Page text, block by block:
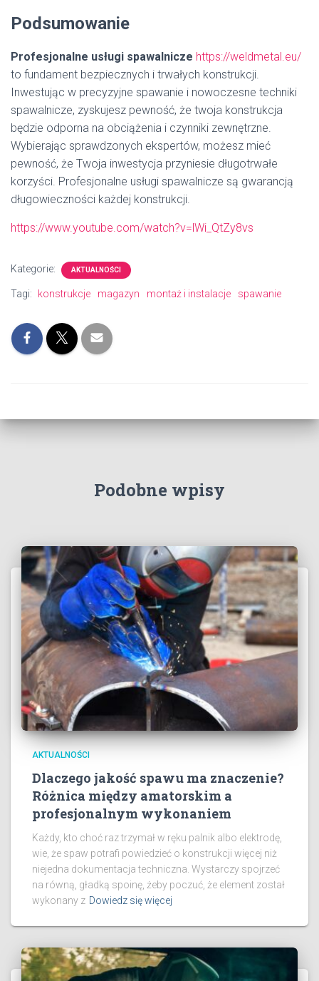
Podsumowanie
Profesjonalne usługi spawalnicze https://weldmetal.eu/
to fundament bezpiecznych i trwałych konstrukcji.
Inwestując w precyzyjne spawanie i nowoczesne techniki
spawalnicze, zyskujesz pewność, że twoja konstrukcja
będzie odporna na obciążenia i czynniki zewnętrzne.
Wybierając sprawdzonych ekspertów, możesz mieć
pewność, że Twoja inwestycja przyniesie długotrwałe
korzyści. Profesjonalne usługi spawalnicze są gwarancją
długowieczności każdej konstrukcji.
https://www.youtube.com/watch?v=lWi_QtZy8vs
Kategorie: AKTUALNOŚCI
Tagi: konstrukcje magazyn montaż i instalacje spawanie
Podobne wpisy
AKTUALNOŚCI
Dlaczego jakość spawu ma znaczenie?
Różnica między amatorskim a
profesjonalnym wykonaniem
Każdy, kto choć raz trzymał w ręku palnik albo elektrodę,
wie, że spaw potrafi powiedzieć o konstrukcji więcej niż
niejedna dokumentacja techniczna. Wystarczy spojrzeć
na równą, gładką spoinę, żeby poczuć, że element został
wykonany z Dowiedz się więcej